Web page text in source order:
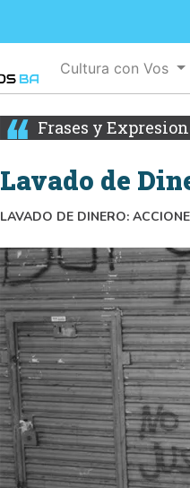
Cultura con Vos
Frases y
Lavado de
LAVADO DE DINERO: